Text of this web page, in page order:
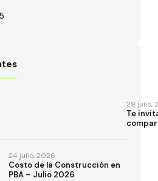
29 julio,
Te
24 julio, 2026
Costo de la Construcción en
PBA – Julio 2026